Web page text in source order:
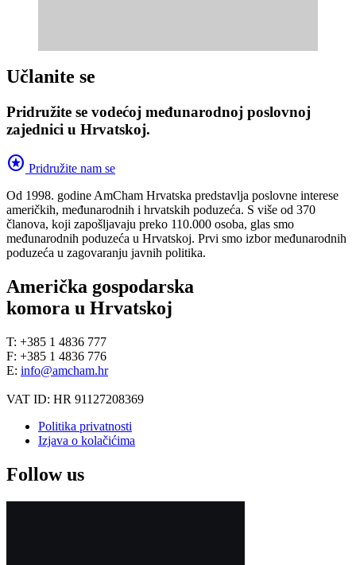
Učlanite se
Pridružite se vodećoj međunarodnoj poslovnoj
zajednici u Hrvatskoj.
stars Pridružite nam se
Od 1998. godine AmCham Hrvatska predstavlja poslovne interese
američkih, međunarodnih i hrvatskih poduzeća. S više od 370
članova, koji zapošljavaju preko 110.000 osoba, glas smo
međunarodnih poduzeća u Hrvatskoj. Prvi smo izbor međunarodnih
poduzeća u zagovaranju javnih politika.
Američka gospodarska
komora u Hrvatskoj
T: +385 1 4836 777
F: +385 1 4836 776
E: info@amcham.hr
VAT ID: HR 91127208369
Politika privatnosti
Izjava o kolačićima
Follow us